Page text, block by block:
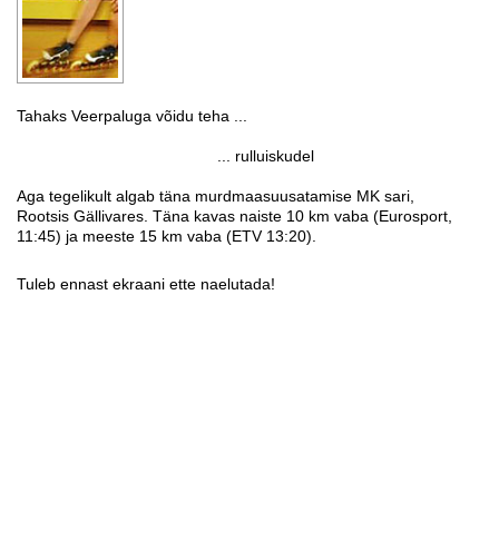
Tahaks Veerpaluga võidu teha ...
... rulluiskudel
Aga tegelikult algab täna murdmaasuusatamise MK sari,
Rootsis Gällivares. Täna kavas naiste 10 km vaba (Eurosport,
11:45) ja meeste 15 km vaba (ETV 13:20).
Tuleb ennast ekraani ette naelutada!